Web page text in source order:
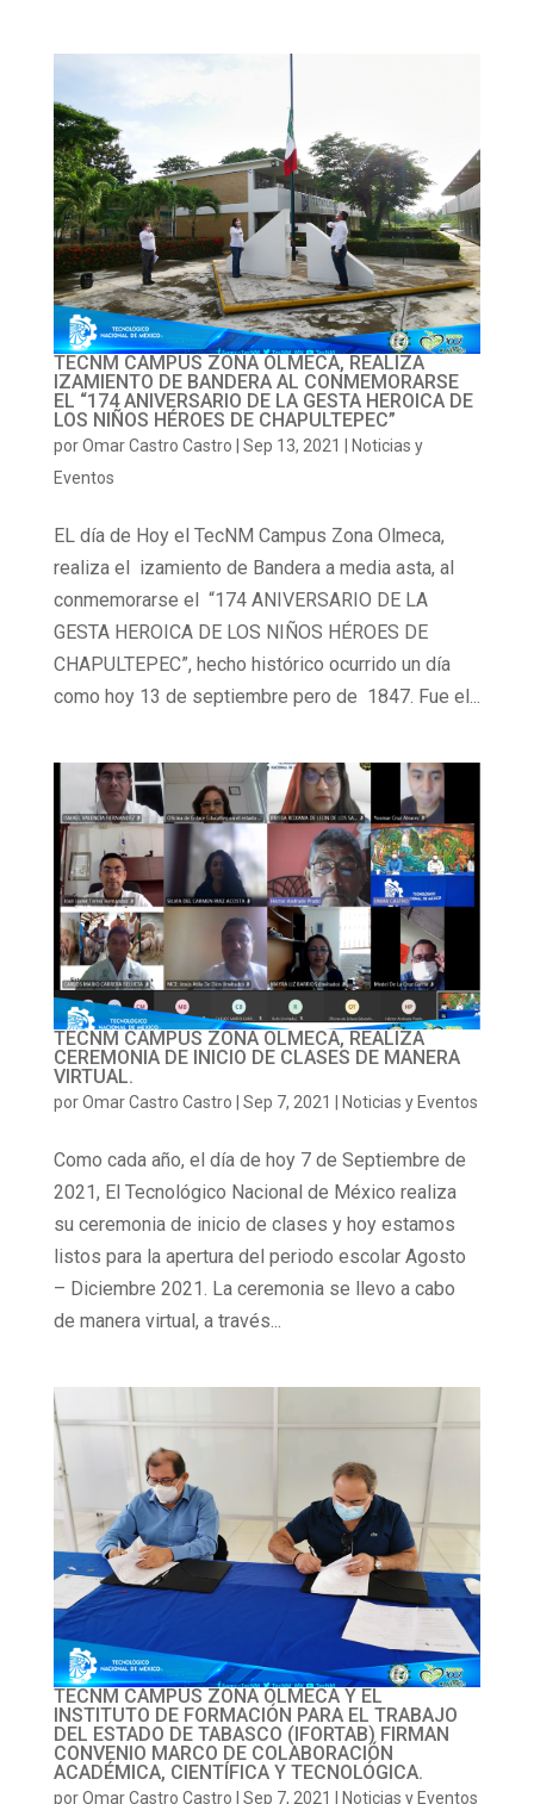
TECNM CAMPUS ZONA OLMECA, REALIZA
IZAMIENTO DE BANDERA AL CONMEMORARSE
EL “174 ANIVERSARIO DE LA GESTA HEROICA DE
LOS NIÑOS HÉROES DE CHAPULTEPEC”
porOmar Castro Castro Sep 13, 2021
Noticias y
Eventos
EL día de Hoy el TecNM Campus Zona Olmeca,
realiza el izamiento de Bandera a media asta, al
conmemorarse el “174 ANIVERSARIO DE LA
GESTA HEROICA DE LOS NIÑOS HÉROES DE
CHAPULTEPEC”, hecho histórico ocurrido un día
como hoy 13 de septiembre pero de 1847. Fue el...
TECNM CAMPUS ZONA OLMECA, REALIZA
CEREMONIA DE INICIO DE CLASES DE MANERA
VIRTUAL.
porOmar Castro Castro Sep 7, 2021 Noticias y Eventos
Como cada año, el día de hoy 7 de Septiembre de
2021, El Tecnológico Nacional de México realiza
su ceremonia de inicio de clases y hoy estamos
listos para la apertura del periodo escolar Agosto
– Diciembre 2021. La ceremonia se llevo a cabo
de manera virtual, a través...
TECNM CAMPUS ZONA OLMECA Y EL
INSTITUTO DE FORMACIÓN PARA EL TRABAJO
DEL ESTADO DE TABASCO (IFORTAB) FIRMAN
CONVENIO MARCO DE COLABORACIÓN
ACADÉMICA, CIENTÍFICA Y TECNOLÓGICA.
porOmar Castro Castro Sep 7, 2021 Noticias y Eventos